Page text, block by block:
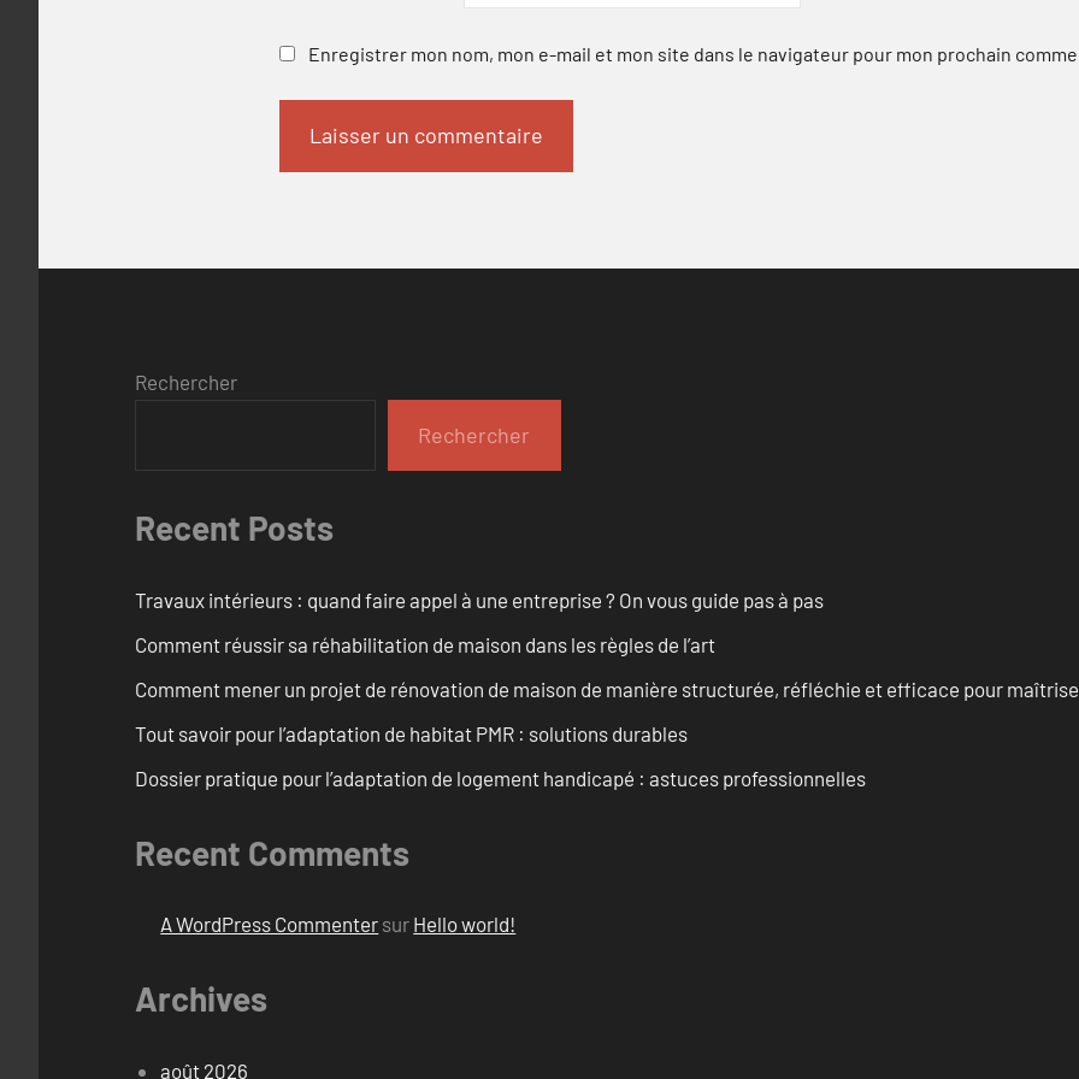
Enregistrer mon nom, mon e-mail et mon site dans le navigateur pour mon prochain
Rechercher
Rechercher
Recent Posts
Travaux intérieurs : quand faire appel à une entreprise ? On vous guide pas à pas
Comment réussir sa réhabilitation de maison dans les règles de l’art
Comment mener un projet de rénovation de maison de manière structurée, réfléchie et efficace pour
Tout savoir pour l’adaptation de habitat PMR : solutions durables
Dossier pratique pour l’adaptation de logement handicapé : astuces professionnelles
Recent Comments
A WordPress Commenter sur Hello world!
Archives
août 2026